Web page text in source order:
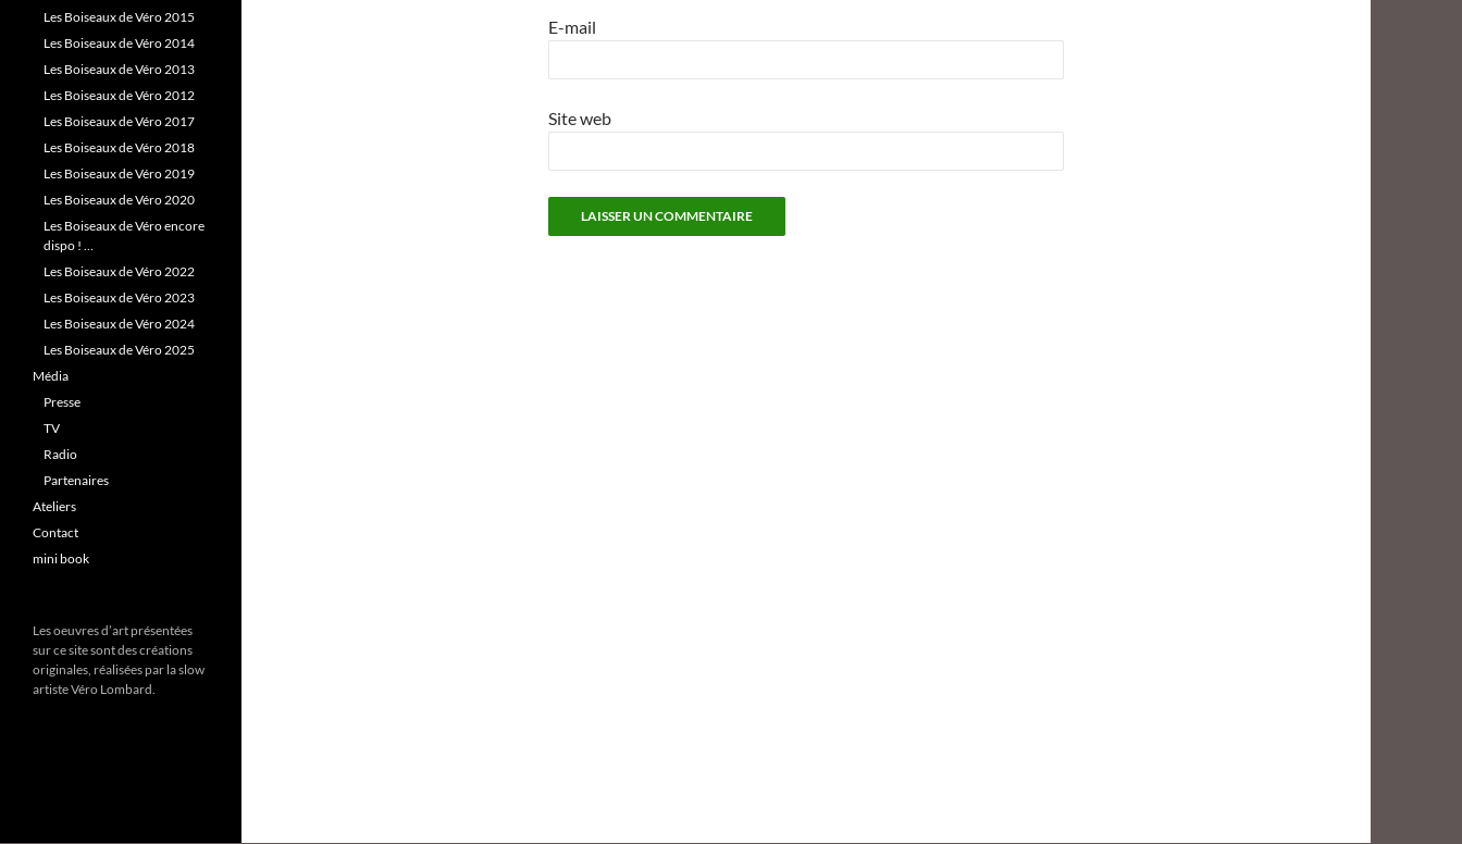
E-mail
Site web
Les Boiseaux de Véro 2015
Les Boiseaux de Véro 2014
Les Boiseaux de Véro 2013
Les Boiseaux de Véro 2012
Les Boiseaux de Véro 2017
Les Boiseaux de Véro 2018
Les Boiseaux de Véro 2019
Les Boiseaux de Véro 2020
Les Boiseaux de Véro encore
dispo ! …
Les Boiseaux de Véro 2022
Les Boiseaux de Véro 2023
Les Boiseaux de Véro 2024
Les Boiseaux de Véro 2025
Média
Presse
TV
Radio
Partenaires
Ateliers
Contact
mini book
Les oeuvres d’art présentées
sur ce site sont des créations
originales, réalisées par la slow
artiste Véro Lombard.